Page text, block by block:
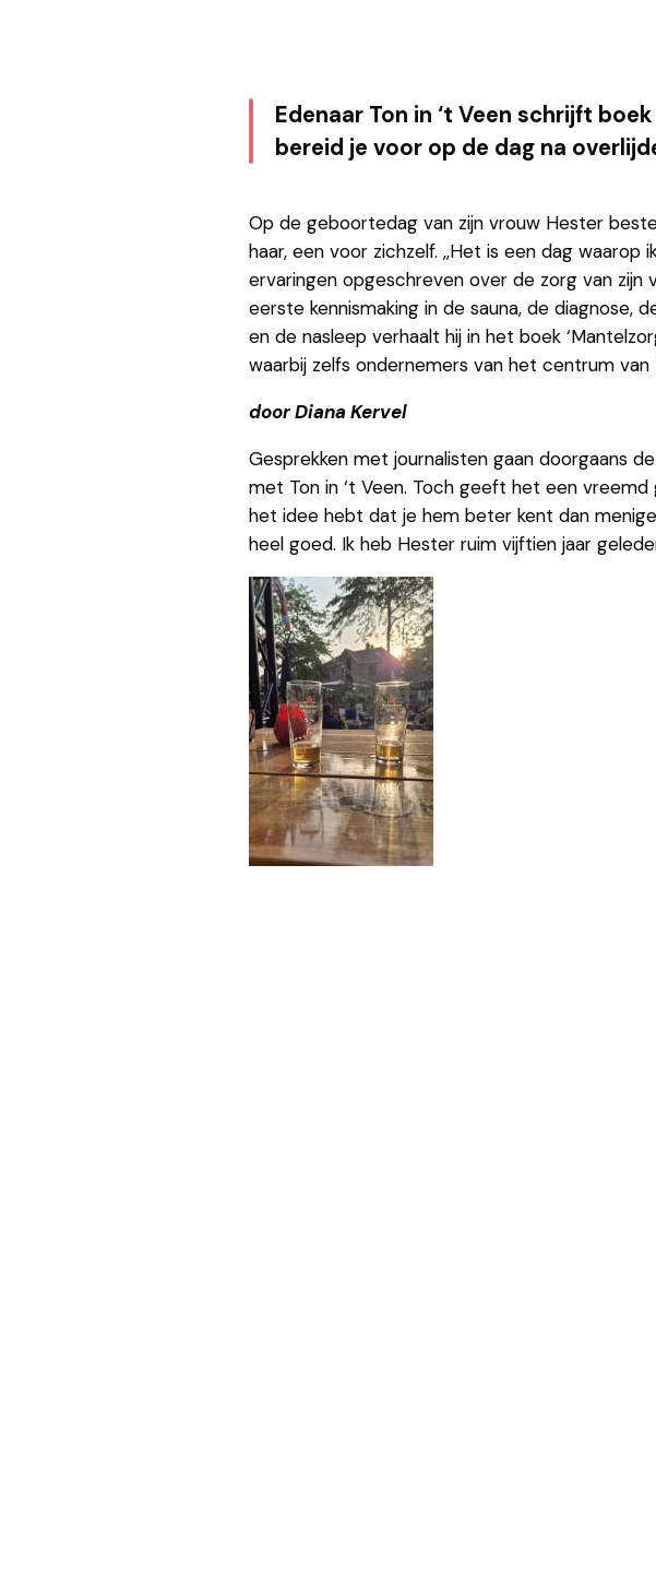
Edenaar Ton in ‘t Veen schrijft
bereid je voor op de dag na
Op de geboortedag van zijn vrouw Hester
haar, een voor zichzelf. ,,Het is een dag waarop
ervaringen opgeschreven over de zorg van
eerste kennismaking in de sauna, de diagnose,
en de nasleep verhaalt hij in het boek
waarbij zelfs ondernemers van het centrum van
door Diana Kervel
Gesprekken met journalisten gaan doorgaans
met Ton in ‘t Veen. Toch geeft het een vreemd
het idee hebt dat je hem beter kent dan
heel goed. Ik heb Hester ruim vijftien jaar